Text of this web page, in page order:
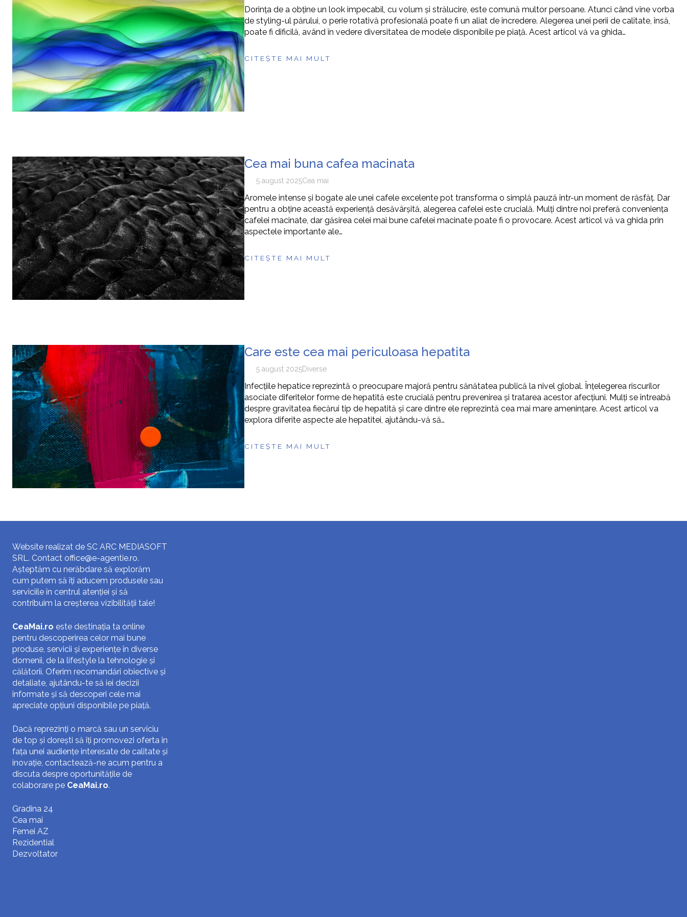
Dorința de a obține un look impecabil, cu volum și strălucire, este comună multor persoane. Atunci când vine vorba
de styling-ul părului, o perie rotativă profesională poate fi un aliat de încredere. Alegerea unei perii de calitate, însă,
poate fi dificilă, având în vedere diversitatea de modele disponibile pe piață. Acest articol vă va ghida…
CITEȘTE MAI MULT
Cea mai buna cafea macinata
5 august 2025Cea mai
Aromele intense și bogate ale unei cafele excelente pot transforma o simplă pauză într-un moment de răsfăț. Dar
pentru a obține această experiență desăvârșită, alegerea cafelei este crucială. Mulți dintre noi preferă conveniența
cafelei macinate, dar găsirea celei mai bune cafelei macinate poate fi o provocare. Acest articol vă va ghida prin
aspectele importante ale…
CITEȘTE MAI MULT
Care este cea mai periculoasa hepatita
5 august 2025Diverse
Infecțiile hepatice reprezintă o preocupare majoră pentru sănătatea publică la nivel global. Înțelegerea riscurilor
asociate diferitelor forme de hepatită este crucială pentru prevenirea și tratarea acestor afecțiuni. Mulți se întreabă
despre gravitatea fiecărui tip de hepatită și care dintre ele reprezintă cea mai mare amenințare. Acest articol va
explora diferite aspecte ale hepatitei, ajutându-vă să…
CITEȘTE MAI MULT
Website realizat de SC ARC MEDIASOFT
SRL. Contact office@e-agentie.ro.
Așteptăm cu nerăbdare să explorăm
cum putem să îți aducem produsele sau
serviciile în centrul atenției și să
contribuim la creșterea vizibilității tale!
CeaMai.ro este destinația ta online
pentru descoperirea celor mai bune
produse, servicii și experiențe în diverse
domenii, de la lifestyle la tehnologie și
călătorii. Oferim recomandări obiective și
detaliate, ajutându-te să iei decizii
informate și să descoperi cele mai
apreciate opțiuni disponibile pe piață.
Dacă reprezinți o marcă sau un serviciu
de top și dorești să îți promovezi oferta în
fața unei audiențe interesate de calitate și
inovație, contactează-ne acum pentru a
discuta despre oportunitățile de
colaborare pe CeaMai.ro.
Gradina 24
Cea mai
Femei AZ
Rezidential
Dezvoltator